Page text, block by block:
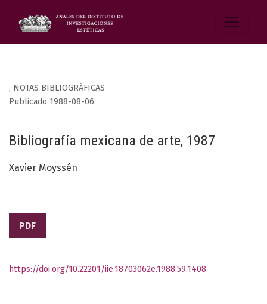
, NOTAS BIBLIOGRÁFICAS
Bibliografía mexicana de arte, 1987
Publicado 1988-08-06
Xavier Moyssén
PDF
https://doi.org/10.22201/iie.18703062e.1988.59.1408